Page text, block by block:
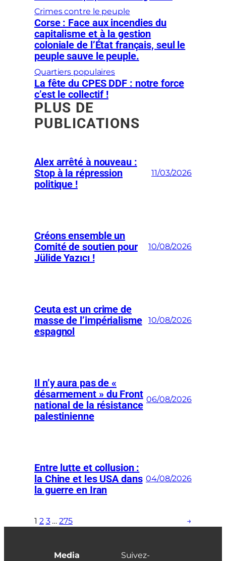
Crimes contre le peuple
Corse : Face aux incendies du
capitalisme et à la gestion
coloniale de l’État français, seul le
peuple sauve le peuple.
Quartiers populaires
La fête du CPES DDF : notre force
c’est le collectif !
PLUS DE
PUBLICATIONS
Alex arrêté à nouveau :
Stop à la répression
politique !
11/03/2026
Créons ensemble un
Comité de soutien pour
Jülide Yazıcı !
10/08/2026
Ceuta est un crime de
masse de l’impérialisme
espagnol
10/08/2026
Il n’y aura pas de «
désarmement » du Front
national de la résistance
palestinienne
06/08/2026
Entre lutte et collusion :
la Chine et les USA dans
la guerre en Iran
04/08/2026
1 2 3 … 275 →
Media
Suivez-